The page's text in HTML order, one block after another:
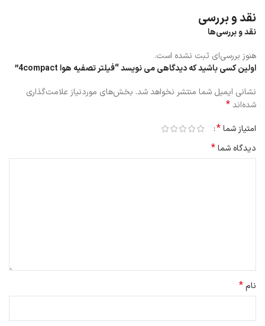
سلامت تنفسی
علائم آلرژی و مشکلات تنفسی کمک کند.
هوا کمک می‌کند.
نقد و بررسی
نقد و بررسی‌ها
هنوز بررسی‌ای ثبت نشده است.
اولین کسی باشید که دیدگاهی می نویسد “فیلتر تصفیه هوا 4compact”
نشانی ایمیل شما منتشر نخواهد شد. بخش‌های موردنیاز علامت‌گذاری
شده‌اند*
امتیاز شما*
دیدگاه شما*
نام*